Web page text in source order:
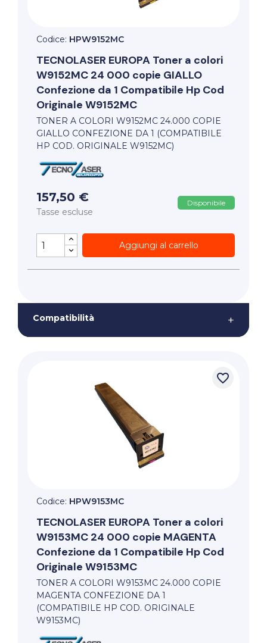
Codice: HPW9152MC
TECNOLASER EUROPA Toner a colori
W9152MC 24 000 copie GIALLO
Confezione da 1 Compatibile Hp Cod
Originale W9152MC
TONER A COLORI W9152MC 24.000 COPIE
GIALLO CONFEZIONE DA 1 (COMPATIBILE
HP COD. ORIGINALE W9152MC)
157,50 €
Tasse escluse
Disponibile
Aggiungi al carrello
Compatibilità +
favorite_border
Codice: HPW9153MC
TECNOLASER EUROPA Toner a colori
W9153MC 24 000 copie MAGENTA
Confezione da 1 Compatibile Hp Cod
Originale W9153MC
TONER A COLORI W9153MC 24.000 COPIE
MAGENTA CONFEZIONE DA 1
(COMPATIBILE HP COD. ORIGINALE
W9153MC)